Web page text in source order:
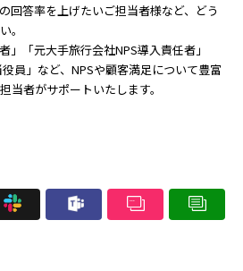
回答率を上げたいご担当者様など、どう
。
」「元大手旅行会社NPS導入責任者」
役員」など、NPSや顧客満足について豊富
当者がサポートいたします。